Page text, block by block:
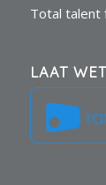
Total talent
LAAT